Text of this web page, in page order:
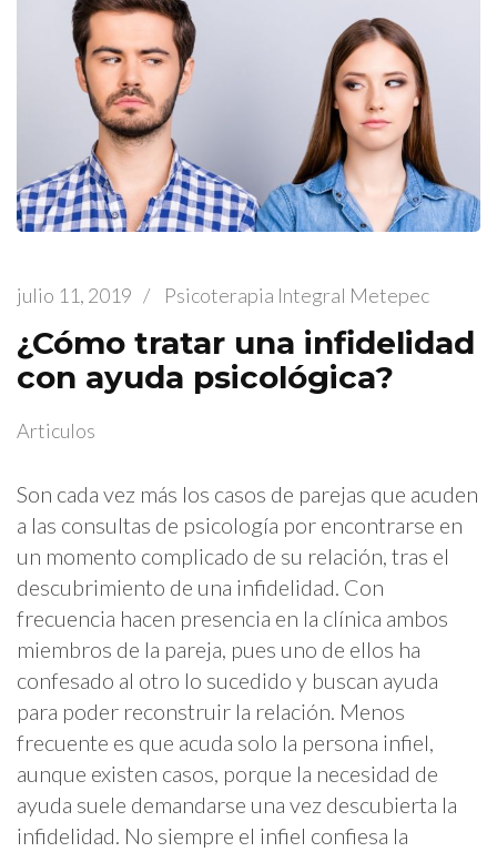
julio 11, 2019 / Psicoterapia Integral Metepec
¿Cómo tratar una infidelidad
con ayuda psicológica?
Articulos
Son cada vez más los casos de parejas que acuden
a las consultas de psicología por encontrarse en
un momento complicado de su relación, tras el
descubrimiento de una infidelidad. Con
frecuencia hacen presencia en la clínica ambos
miembros de la pareja, pues uno de ellos ha
confesado al otro lo sucedido y buscan ayuda
para poder reconstruir la relación. Menos
frecuente es que acuda solo la persona infiel,
aunque existen casos, porque la necesidad de
ayuda suele demandarse una vez descubierta la
infidelidad. No siempre el infiel confiesa la